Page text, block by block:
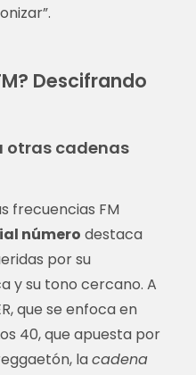
Descifrando
otras cadenas
frecuencias FM
número destaca
por su
y su tono cercano. A
que se enfoca en
40, que apuesta por
lacadena